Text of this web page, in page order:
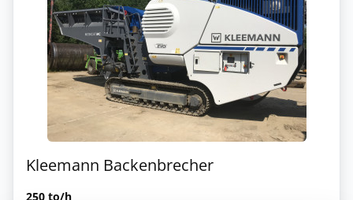
Kleemann Backenbrecher
250 to/h